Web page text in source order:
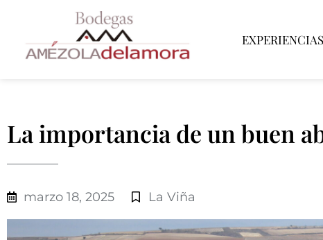
EXPERIENCIAS
La importancia de un buen
marzo 18, 2025 La Viña